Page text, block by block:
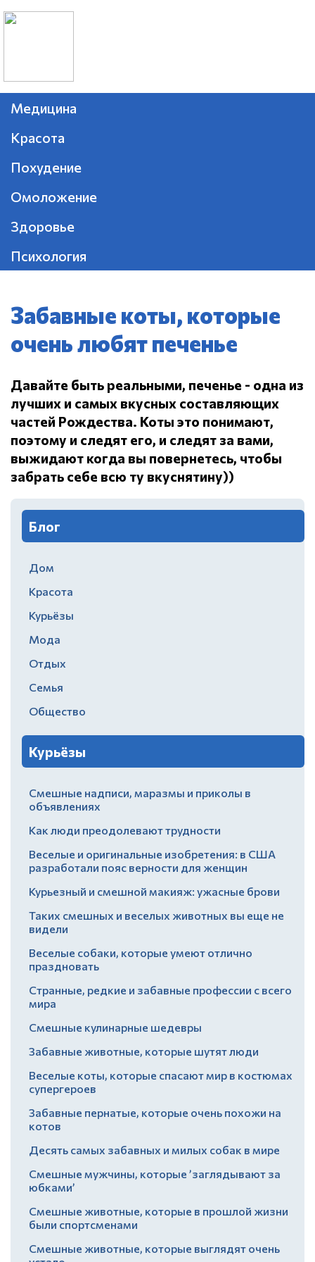
Медицина
Красота
Похудение
Омоложение
Здоровье
Психология
Забавные коты, которые
очень любят печенье
Давайте быть реальными, печенье - одна из
лучших и самых вкусных составляющих
частей Рождества. Коты это понимают,
поэтому и следят его, и следят за вами,
выжидают когда вы повернетесь, чтобы
забрать себе всю ту вкуснятину))
Блог
Дом
Красота
Курьёзы
Мода
Отдых
Семья
Общество
Курьёзы
Смешные надписи, маразмы и приколы в
объявлениях
Как люди преодолевают трудности
Веселые и оригинальные изобретения: в США
разработали пояс верности для женщин
Курьезный и смешной макияж: ужасные брови
Таких смешных и веселых животных вы еще не
видели
Веселые собаки, которые умеют отлично
праздновать
Странные, редкие и забавные профессии с всего
мира
Смешные кулинарные шедевры
Забавные животные, которые шутят люди
Веселые коты, которые спасают мир в костюмах
супергероев
Забавные пернатые, которые очень похожи на
котов
Десять самых забавных и милых собак в мире
Смешные мужчины, которые ’заглядывают за
юбками’
Смешные животные, которые в прошлой жизни
были спортсменами
Смешные животные, которые выглядят очень